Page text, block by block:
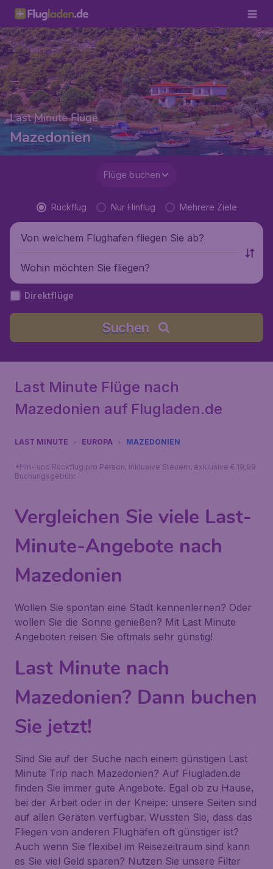
Last Minute Flüge
Mazedonien
Flüge buchen
Rückflug Nur Hinflug Mehrere Ziele
Von welchem Flughafen fliegen Sie ab?
Wohin möchten Sie fliegen?
Direktflüge
Suchen
Last Minute Flüge nach
Mazedonien auf Flugladen.de
LAST MINUTE EUROPA MAZEDONIEN
*Hin- und Rückflug pro Person, inklusive Steuern, exklusive € 19,99
Buchungsgebühr.
Vergleichen Sie viele Last-
Minute-Angebote nach
Mazedonien
Wollen Sie spontan eine Stadt kennenlernen? Oder
wollen Sie die Sonne genießen? Mit Last Minute
Angeboten reisen Sie oftmals sehr günstig!
Last Minute nach
Mazedonien? Dann buchen
Sie jetzt!
Sind Sie auf der Suche nach einem günstigen Last
Minute Trip nach Mazedonien? Auf Flugladen.de
finden Sie immer gute Angebote. Egal ob zu Hause,
bei der Arbeit oder in der Kneipe: unsere Seiten sind
auf allen Geräten verfügbar. Wussten Sie, dass das
Fliegen von anderen Flughäfen oft günstiger ist?
Auch wenn Sie flexibel im Reisezeitraum sind kann
es Sie viel Geld sparen? Nutzen Sie unsere Filter